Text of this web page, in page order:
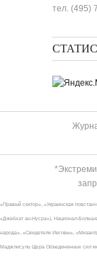
тел. (495)
«Правый сектор», «Украинская
«Джебхат ан-Нусра»), Национал-
народа», «Свидетели Иеговы»,
Маджлисуль Шура Объединенных сил